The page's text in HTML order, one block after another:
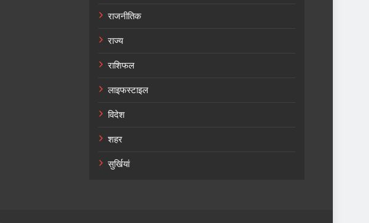
राजनीतिक
राज्य
राशिफल
लाइफस्टाइल
विदेश
शहर
सुर्खियां